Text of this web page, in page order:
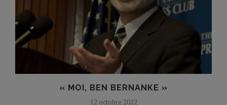
« MOI, BEN BERNANKE »
12 octobre 2022